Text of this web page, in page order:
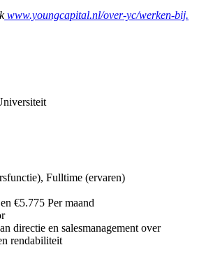
www.youngcapital.nl/over-yc/werken-bij.
Fulltime (ervaren)
€5.775 Per maand
directie en salesmanagement over
rendabiliteit